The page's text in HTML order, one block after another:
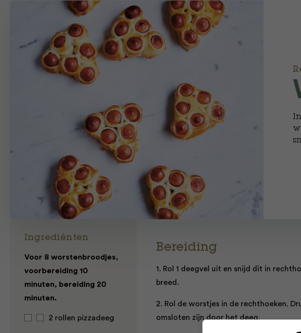
Ingrediënten
Voor 8 worstenbroodjes,
voorbereiding 10
minuten, bereiding 20
minuten.
2 rollen pizzadeeg
Bereiding
1. Rol 1 deegvel uit en snijd dit in
breed.
2. Rol de worstjes in de rechthoeken.
omsloten zijn door het deeg.